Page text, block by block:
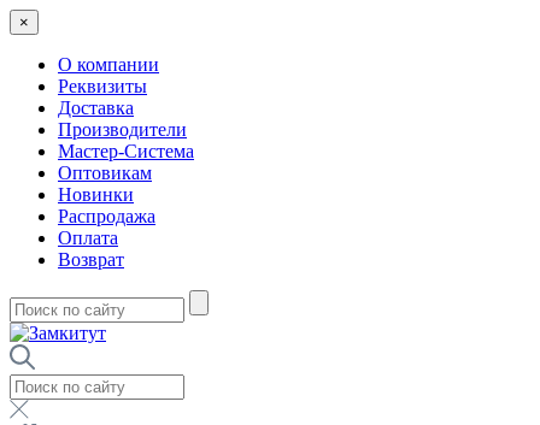
×
О компании
Реквизиты
Доставка
Производители
Мастер-Система
Оптовикам
Новинки
Распродажа
Оплата
Возврат